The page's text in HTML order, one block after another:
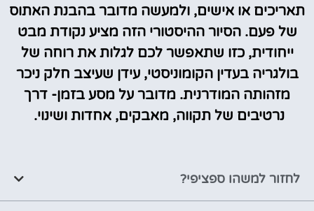
תאריכים או אישים, ולמעשה מדובר בהבנת האתוס
של פעם. הסיור ההיסטורי הזה מציע נקודת מבט
ייחודית, כזו שתאפשר לכם לגלות את רוחה של
בולגריה בעדין הקומוניסטי, עידן שעיצב חלק ניכר
מזהותה המודרנית. מדובר על מסע בזמן- דרך
נרטיבים של תקווה, מאבקים, אחדות ושינוי.
לחזור למשהו ספציפי?